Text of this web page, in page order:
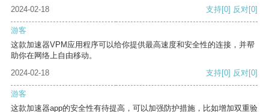
2024-02-18
支持[0] 反对[0]
游客
这款加速器VPM应用程序可以给你提供最高速度和安全性的连接，并帮
助你在网络上自由移动。
2024-02-18
支持[0] 反对[0]
游客
这款加速器app的安全性有待提高，可以加强防护措施，比如增加双重验